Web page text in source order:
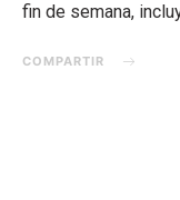
fin de semana,
COMPARTIR